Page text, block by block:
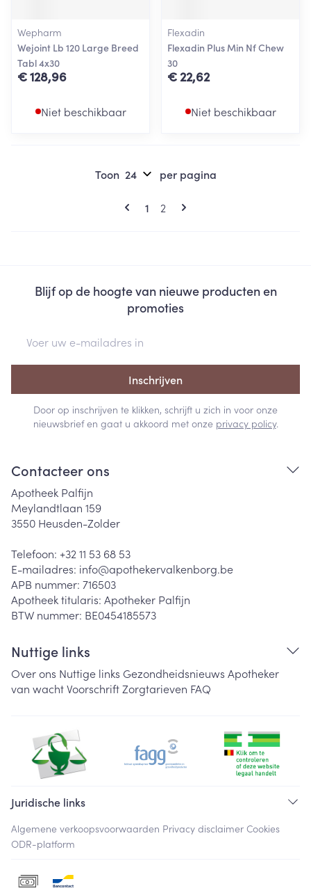
Wepharm
Wejoint Lb 120 Large Breed
Tabl 4x30
€ 128,96
Niet beschikbaar
Flexadin
Flexadin Plus Min Nf Chew
30
€ 22,62
Niet beschikbaar
Pagina's
U lees momenteel pagina
1 Pagina
2
Toon per pagina
Blijf op de hoogte van nieuwe producten en
promoties
Inschrijven
Door op inschrijven te klikken, schrijft u zich in voor onze
nieuwsbrief en gaat u akkoord met onze privacy policy.
Contacteer ons
Apotheek Palfijn
Meylandtlaan 159
3550 Heusden-Zolder
Telefoon: +32 11 53 68 53
E-mailadres: info@apothekervalkenborg.be
APB nummer: 716503
Apotheek titularis: Apotheker Palfijn
BTW nummer: BE0454185573
Nuttige links
Over ons Nuttige links Gezondheidsnieuws Apotheker
van wachtVoorschriftZorgtarieven FAQ
Juridische links
Algemene verkoopsvoorwaarden Privacy disclaimer Cookies
ODR-platform